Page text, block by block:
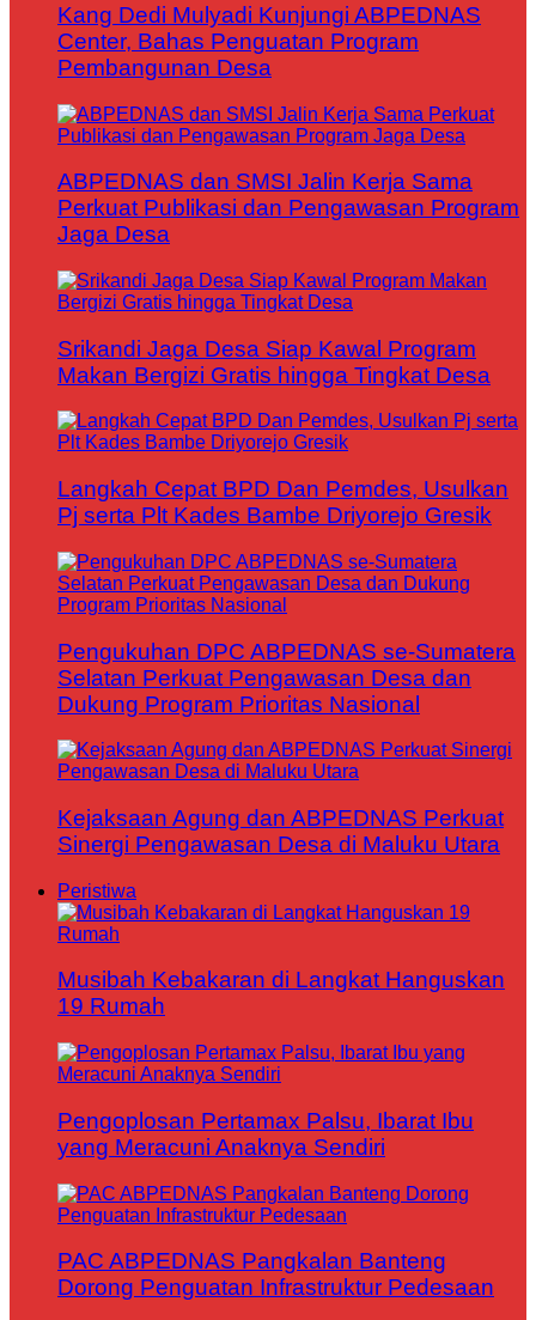
Kang Dedi Mulyadi Kunjungi ABPEDNAS
Center, Bahas Penguatan Program
Pembangunan Desa
ABPEDNAS dan SMSI Jalin Kerja Sama
Perkuat Publikasi dan Pengawasan Program
Jaga Desa
Srikandi Jaga Desa Siap Kawal Program
Makan Bergizi Gratis hingga Tingkat Desa
Langkah Cepat BPD Dan Pemdes, Usulkan
Pj serta Plt Kades Bambe Driyorejo Gresik
Pengukuhan DPC ABPEDNAS se-Sumatera
Selatan Perkuat Pengawasan Desa dan
Dukung Program Prioritas Nasional
Kejaksaan Agung dan ABPEDNAS Perkuat
Sinergi Pengawasan Desa di Maluku Utara
Peristiwa
Musibah Kebakaran di Langkat Hanguskan
19 Rumah
Pengoplosan Pertamax Palsu, Ibarat Ibu
yang Meracuni Anaknya Sendiri
PAC ABPEDNAS Pangkalan Banteng
Dorong Penguatan Infrastruktur Pedesaan